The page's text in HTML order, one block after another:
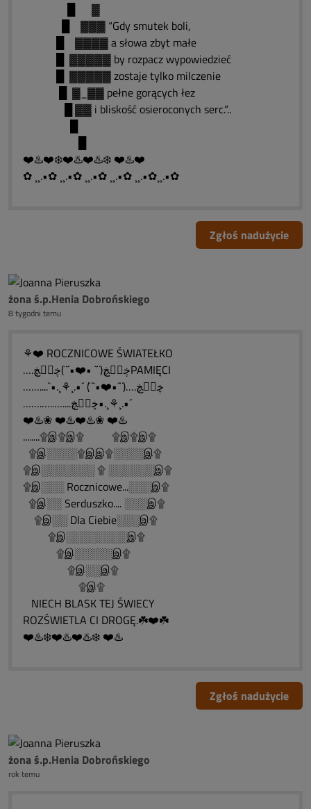
█ ▓
█ ▓▓▓ “Gdy smutek boli,
█ ▓▓▓▓ a słowa zbyt małe
█ ▓▓▓▓▓ by rozpacz wypowiedzieć
█ ▓▓▓▓▓ zostaje tylko milczenie
█ ▓_▓▓ pełne gorących łez
█ ▓▓ i bliskość osieroconych serc.“..
❤️♨️❤️❄️❤️♨️❤️♨️❄️ ❤️♨️❤️
✿ ¸¸.•✿ ¸¸.•✿ ¸¸.•✿ ¸¸.•✿ ¸¸.•✿¸¸.•✿
Zgłoś nadużycie
żona ś.p.Henia Dobrońskiego
8 tygodni temu
⚘❤️ ROCZNICOWE ŚWIATEŁKO
….ڿڰۣڿ(¨` •❤️•´¨)ڿڰۣڿPAMIĘCI
……....`•.¸⚘¸.•´ (¨`•❤️•´¨)….ڿڰۣڿ
…….…..…....ڿڰۣڿ•.¸⚘¸.•´
❤️♨️❀ ❤️♨️❤️♨️❀ ❤️♨️
........۩இ۩இ۩ ۩இ۩இ۩
۩இ░░░░۩இஇ۩░░░░இ۩
۩இ░░░░░░░ ۩ ░░░░░░இ۩
۩இ░░░ Rocznicowe...░░░இ۩
۩இ░░ Serduszko.... ░░░இ۩
۩இ░░ Dla Ciebie░░░இ۩
۩இ░░░░░░░░இ۩
۩இ░░░░░இ۩
۩இ░░இ۩
۩இ۩
NIECH BLASK TEJ ŚWIECY
ROZŚWIETLA CI DROGĘ.☘️❤️☘️
❤️♨️❄️❤️♨️❤️♨️❄️ ❤️♨️
Zgłoś nadużycie
żona ś.p.Henia Dobrońskiego
rok temu